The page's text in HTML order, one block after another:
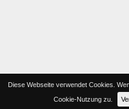
Diese Webseite verwendet Cookies.
Cookie-Nutzung zu.